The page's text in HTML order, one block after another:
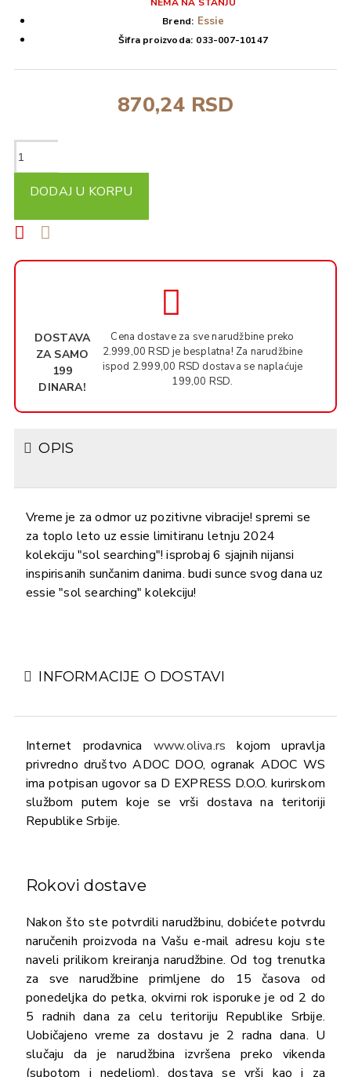
870,24 RSD
Brend: Essie
Šifra proizvoda: 033-007-10147
DODAJ U KORPU
DOSTAVA
ZA SAMO
199
DINARA!
Cena dostave za sve narudžbine preko
2.999,00 RSD je besplatna! Za narudžbine
ispod 2.999,00 RSD dostava se naplaćuje
199,00 RSD.
OPIS
Vreme je za odmor uz pozitivne vibracije! spremi se
za toplo leto uz essie limitiranu letnju 2024
kolekciju "sol searching"! isprobaj 6 sjajnih nijansi
inspirisanih sunčanim danima. budi sunce svog dana uz
essie "sol searching" kolekciju!
INFORMACIJE O DOSTAVI
Internet prodavnica www.oliva.rs kojom upravlja
privredno društvo ADOC DOO, ogranak ADOC WS
ima potpisan ugovor sa D EXPRESS D.O.O. kurirskom
službom putem koje se vrši dostava na teritoriji
Republike Srbije.
Rokovi dostave
Nakon što ste potvrdili narudžbinu, dobićete potvrdu
naručenih proizvoda na Vašu e-mail adresu koju ste
naveli prilikom kreiranja narudžbine. Od tog trenutka
za sve narudžbine primljene do 15 časova od
ponedeljka do petka, okvirni rok isporuke je od 2 do
5 radnih dana za celu teritoriju Republike Srbije.
Uobičajeno vreme za dostavu je 2 radna dana. U
slučaju da je narudžbina izvršena preko vikenda
(subotom i nedeljom), dostava se vrši kao i za